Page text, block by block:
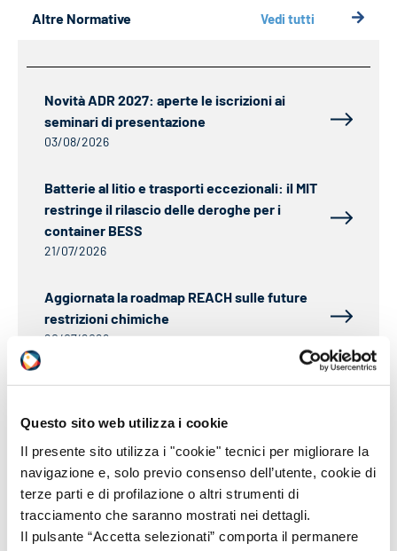
Questo sito web utilizza i cookie
Il presente sito utilizza i "cookie" tecnici per migliorare la
navigazione e, solo previo consenso dell’utente, cookie di
terze parti e di profilazione o altri strumenti di
tracciamento che saranno mostrati nei dettagli.
Il pulsante “Accetta selezionati” comporta il permanere
Altre Normative Vedi tutti
Novità ADR 2027: aperte le iscrizioni ai
seminari di presentazione
03/08/2026
Batterie al litio e trasporti eccezionali: il MIT
restringe il rilascio delle deroghe per i
container BESS
21/07/2026
Aggiornata la roadmap REACH sulle future
restrizioni chimiche
20/07/2026
CLP: dal 1° luglio 2026 ECHA pubblicherà i
25/06/2026
IMDG: circolare sul trasporto marittimo di
piombo e di manufatti contenenti piombo
25/06/2026